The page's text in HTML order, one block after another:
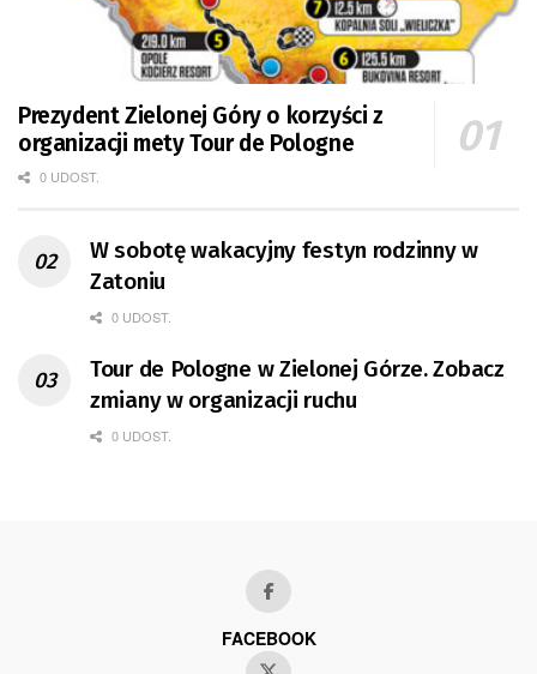
Prezydent Zielonej Góry o korzyści z
organizacji mety Tour de Pologne
0 UDOST.
W sobotę wakacyjny festyn rodzinny w
Zatoniu
0 UDOST.
Tour de Pologne w Zielonej Górze. Zobacz
zmiany w organizacji ruchu
0 UDOST.
FACEBOOK